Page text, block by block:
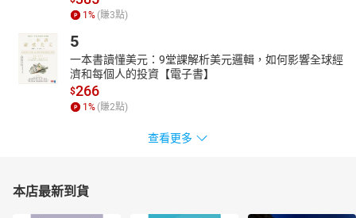
1% (賺3點)
5
一本書讀懂美元：9堂課解析美元邏輯，如何影響全球經
濟和每個人的投資【電子書】
$266
1% (賺2點)
查看更多
本店最新到貨